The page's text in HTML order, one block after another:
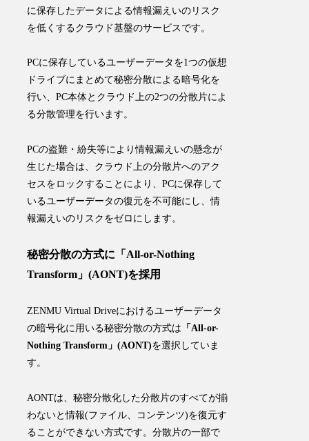
に保存したデータによる情報漏えいのリスク
を低くするクラウド基盤のサービス です。
PCに保存しているユーザーデータを1つの仮想
ドライブにまとめて秘密分散による暗号化を
行い、PC本体とクラウド上の2つの分散片によ
る分散管理を行います。
PCの盗難・紛失等により情報漏えいの懸念が
生じた場合は、クラウド上の分散片へのアク
セスをロックすることにより、PCに保存して
いるユーザーデータの復元を不可能にし、情
報漏えいのリスクをゼロにします。
秘密分散の方式に「All-or-Nothing
Transform」(AONT)を採用
ZENMU Virtual Driveにおけるユーザーデータ
の暗号化に用いる秘密分散の方式は 「All-or-
Nothing Transform」(AONT)を選択していま
す。
AONTは、秘密分散化した分散片のすべてが揃
わないと情報(ファイル、コンテンツ)を復元す
ることができない方式です。分散片の一部で